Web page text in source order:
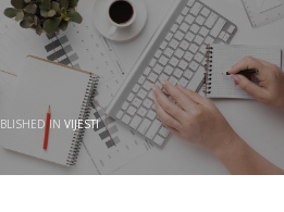
IN VIJESTI